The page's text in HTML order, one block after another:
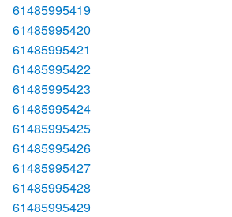
61485995419
61485995420
61485995421
61485995422
61485995423
61485995424
61485995425
61485995426
61485995427
61485995428
61485995429